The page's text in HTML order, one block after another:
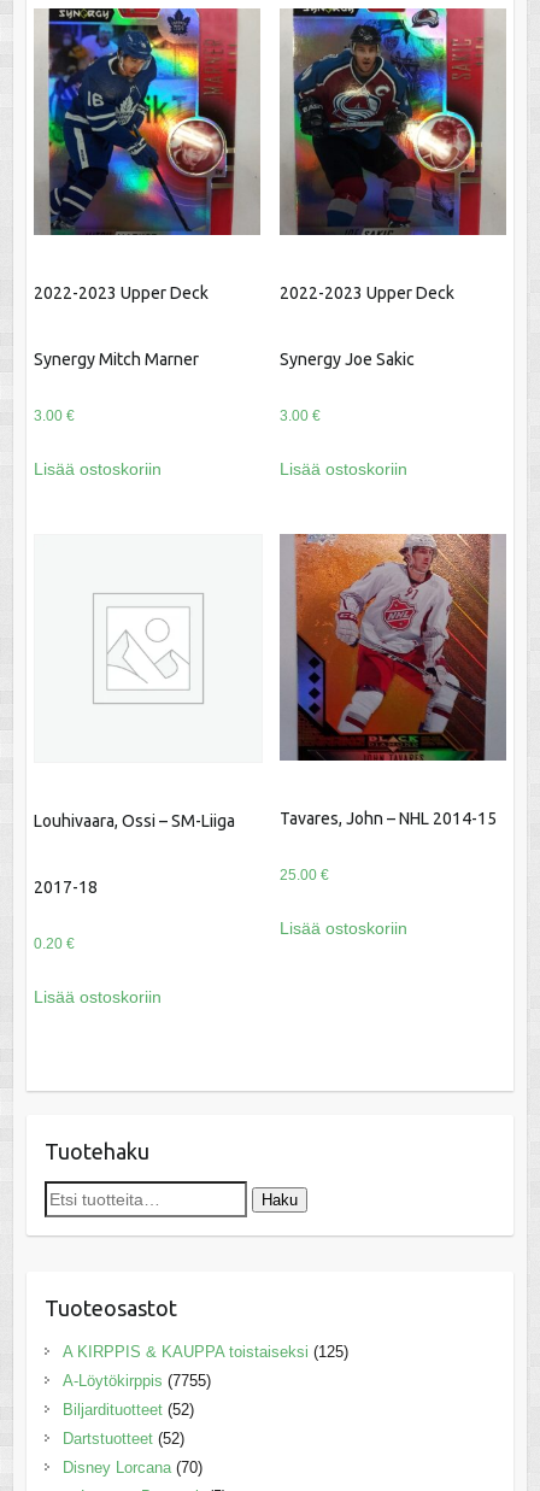
2022-2023 Upper Deck
Synergy Mitch Marner
3.00 €
Lisää ostoskoriin
2022-2023 Upper Deck
Synergy Joe Sakic
3.00 €
Lisää ostoskoriin
Louhivaara, Ossi – SM-Liiga
2017-18
0.20 €
Lisää ostoskoriin
Tavares, John – NHL 2014-15
25.00 €
Lisää ostoskoriin
Tuotehaku
Etsi: Haku
Tuoteosastot
A KIRPPIS & KAUPPA toistaiseksi (125)
A-Löytökirppis (7755)
Biljardituotteet (52)
Dartstuotteet (52)
Disney Lorcana (70)